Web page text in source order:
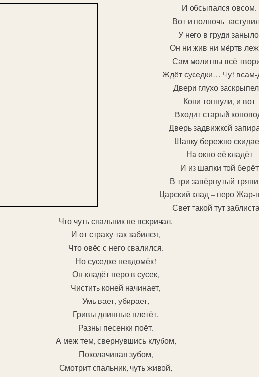
И обсыпался овсом.
Вот и полночь
У него в груди
Он ни жив ни мёртв
Сам молитвы всё
Ждёт суседки… Чу! всам-
Двери глухо
Кони топнули, и вот
Входит старый
Дверь задвижкой
Шапку бережно
На окно её кладёт
И из шапки той берёт
В три завёрнутый
Царский клад – перо Жар-
Свет такой тут
Что чуть спальник не вскричал,
И от страху так забился,
Что овёс с него свалился.
Но суседке невдомёк!
Он кладёт перо в сусек,
Чистить коней начинает,
Умывает, убирает,
Гривы длинные плетёт,
Разны песенки поёт.
А меж тем, свернувшись клубом,
Поколачивая зубом,
Смотрит спальник, чуть живой,